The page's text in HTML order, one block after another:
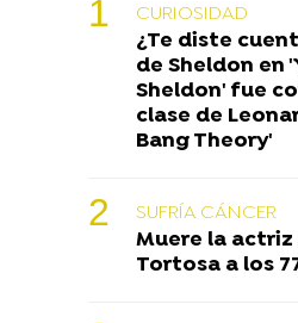
CURIOSIDAD
¿Te diste
de Sheldon en
Sheldon' fue
clase de
Bang Theory'
SUFRÍA CÁNCER
Muere la actriz
Tortosa a los